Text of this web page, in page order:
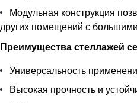
Модульная конструкция
других помещений с
Преимущества стеллажей
Универсальность
Высокая прочность и